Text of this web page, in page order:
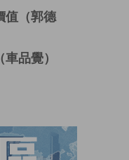
值（郭德
品覺）